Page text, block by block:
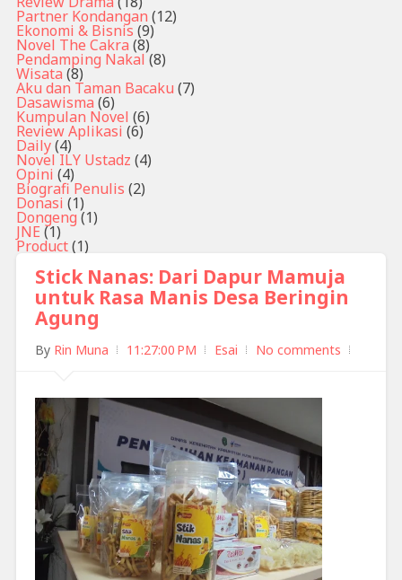
Partner Kondangan (12)
Ekonomi & Bisnis (9)
Novel The Cakra (8)
Pendamping Nakal (8)
Wisata (8)
Aku dan Taman Bacaku (7)
Dasawisma (6)
Kumpulan Novel (6)
Review Aplikasi (6)
Daily(4)
Novel ILY Ustadz (4)
Opini (4)
Biografi Penulis (2)
Donasi (1)
Dongeng (1)
JNE (1)
Product(1)
Stick Nanas: Dari Dapur Mamuja
untuk Rasa Manis Desa Beringin
Agung
By Rin Muna 11:27:00 PM Esai No comments